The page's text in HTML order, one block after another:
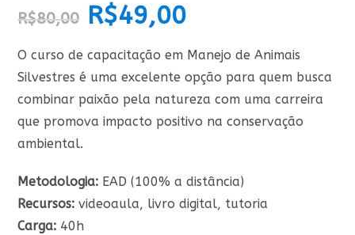
R$80,00
O
preço
original
R$80,00.
R$49,00preço
R$49,00.
O curso de capacitação em Manejo de Animais
Silvestres é uma excelente opção para quem busca
combinar paixão pela natureza com uma carreira
que promova impacto positivo na conservação
ambiental.
Metodologia: EAD (100% a distância)
Recursos: videoaula, livro digital, tutoria
Carga: 40h